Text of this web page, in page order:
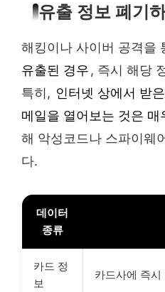
유출 정보 폐기하
해킹이나 사이버 공격을
유출된 경우, 즉시 해당
특히, 인터넷 상에서 받
메일을 열어보는 것은 매
해 악성코드나 스파이웨
다.
데이터
종류
카드 정
보
카드사에 즉